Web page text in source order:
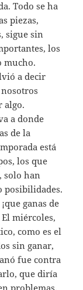
Todo se ha
piezas,
sigue sin
los
mucho.
a decir
algo.
a donde
de la
está
los que
solo han
posibilidades.
ganas de
miércoles,
como es el
sin ganar,
fue contra
que diría
problemas,